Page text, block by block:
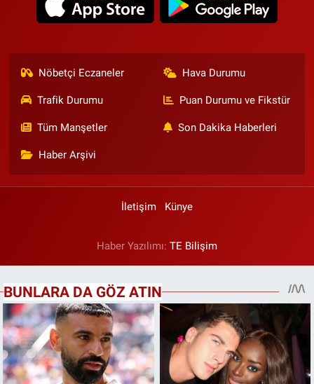
Nöbetçi Eczaneler Hava Durumu
Trafik Durumu Puan Durumu ve Fikstür
Tüm Manşetler Son Dakika Haberleri
Haber Arşivi
İletişim Künye
Haber Yazılımı: TE Bilişim